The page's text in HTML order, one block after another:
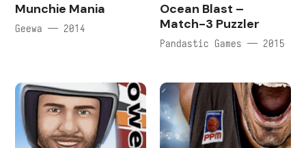
Munchie Mania
Geewa — 2014
Ocean Blast –
Match-3 Puzzler
Pandastic Games — 2015